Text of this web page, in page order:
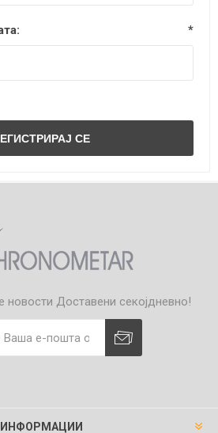
*
новости Доставени секојдневно!
ИНФОРМАЦИИ